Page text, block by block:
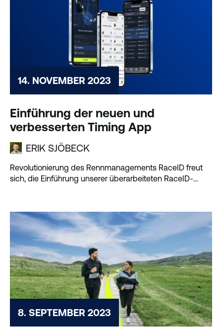
14. NOVEMBER 2023
Einführung der neuen und
verbesserten Timing App
ERIK SJÖBECK
Revolutionierung des Rennmanagements RaceID freut
sich, die Einführung unserer überarbeiteten RaceID-
8. SEPTEMBER 2023